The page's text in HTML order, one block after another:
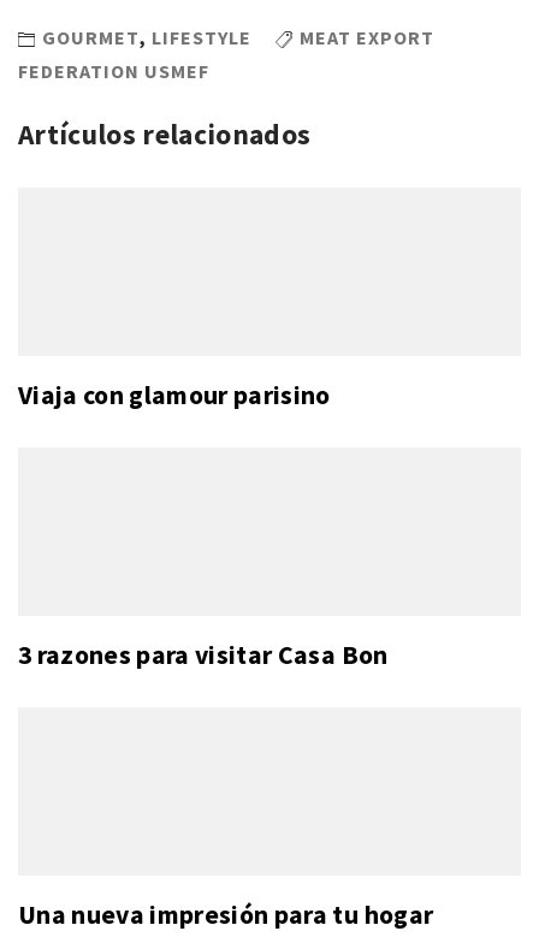
GOURMET, LIFESTYLE
MEAT EXPORT
FEDERATION USMEF
Artículos relacionados
Viaja con glamour parisino
3 razones para visitar Casa Bon
Una nueva impresión para tu hogar